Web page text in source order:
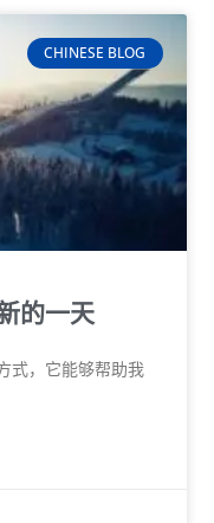
CHINESE BLOG
的一天
式，它能够帮助我